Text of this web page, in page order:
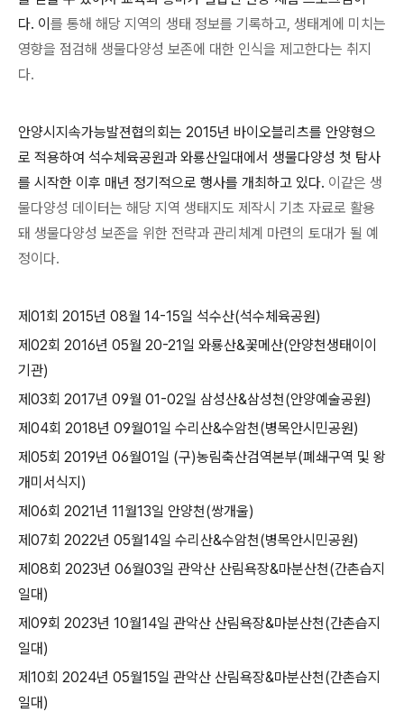
다. 이 를 통해 해당 지역의 생태 정보를 기록하고, 생태계에 미치는
영향을 점검해 생물다양성 보존에 대한 인식을 제고한다는 취지
다.
안양시지속가능발젼협의회는 2015년 바이오블리츠를 안양형으
로 적용하여 석수체육공원과 와룡산일대에서 생물다양성 첫 탐사
를 시작한 이후 매년 정기적으로 행사를 개최하고 있다. 이같은 생
물다양성 데이터는 해당 지역 생태지도 제작시 기초 자료로 활용
돼 생물다양성 보존을 위한 전략과 관리체계 마련의 토대가 될 예
정이다.
제01회 2015년 08월 14-15일 석수산(석수체육공원)
제02회 2016년 05월 20-21일 와룡산&꽃메산(안양천생태이이
기관)
제03회 2017년 09월 01-02일 삼성산&삼성천(안양예술공원)
제04회 2018년 09월01일 수리산&수암천(병목안시민공원)
제05회 2019년 06월01일 (구)농림축산검역본부(폐쇄구역 및 왕
개미서식지)
제06회 2021년 11월13일 안양천(쌍개울)
제07회 2022년 05월14일 수리산&수암천(병목안시민공원)
제08회 2023년 06월03일 관악산 산림욕장&마분산천(간촌습지
일대)
제09회 2023년 10월14일 관악산 산림욕장&마분산천(간촌습지
일대)
제10회 2024년 05월15일 관악산 산림욕장&마분산천(간촌습지
일대)